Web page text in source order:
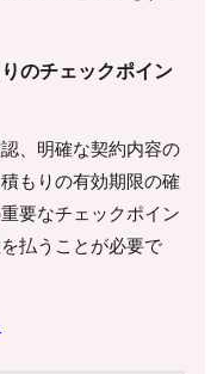
のチェックポイン
、明確な契約内容の
もりの有効期限の確
要なチェックポイン
払うことが必要で